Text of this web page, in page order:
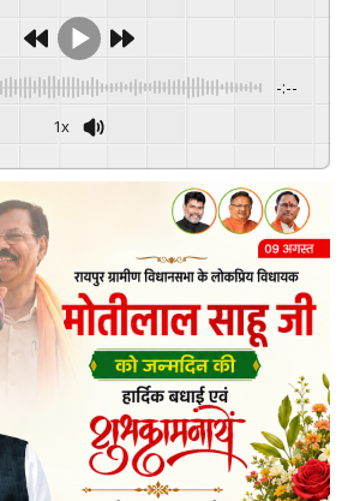
-:--
1x
GSpeech